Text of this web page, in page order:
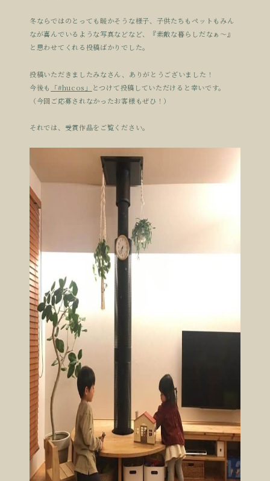
冬ならではのとっても暖かそうな様子、子供たちもペットもみん
なが喜んでいるような写真などなど、『素敵な暮らしだなぁ〜』
と思わせてくれる投稿ばかりでした。
投稿いただきましたみなさん、ありがとうございました！
今後も
「#hucos」
とつけて投稿していただけると幸いです。
（今回ご応募されなかったお客様もぜひ！）
それでは、受賞作品をご覧ください。